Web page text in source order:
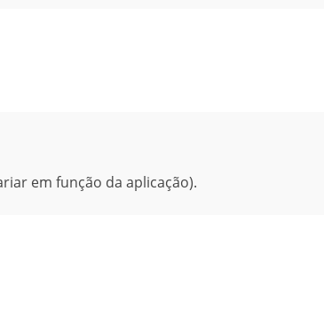
em função da aplicação).